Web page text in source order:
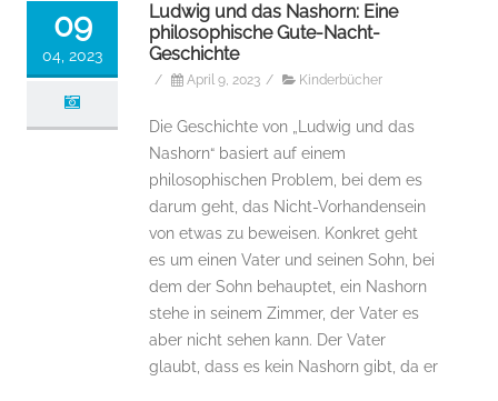
09
04, 2023
Ludwig und das Nashorn: Eine
philosophische Gute-Nacht-
Geschichte
/ April 9, 2023 / Kinderbücher
Die Geschichte von „Ludwig und das
Nashorn“ basiert auf einem
philosophischen Problem, bei dem es
darum geht, das Nicht-Vorhandensein
von etwas zu beweisen. Konkret geht
es um einen Vater und seinen Sohn, bei
dem der Sohn behauptet, ein Nashorn
stehe in seinem Zimmer, der Vater es
aber nicht sehen kann. Der Vater
glaubt, dass es kein Nashorn gibt, da er